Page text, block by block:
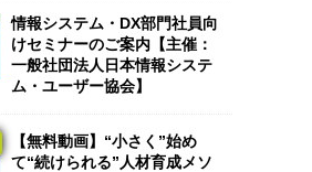
情報システム・DX部門社員向
けセミナーのご案内【主催：
一般社団法人日本情報システ
ム・ユーザー協会】
【無料動画】“小さく”始め
て“続けられる”人材育成メソ